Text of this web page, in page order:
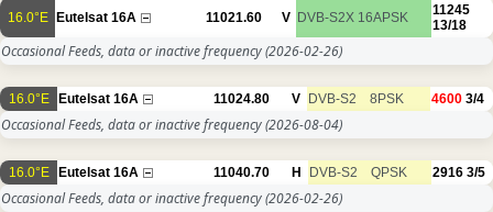
16.0°E Eutelsat 16A 11021.60 V DVB-S2X 16APSK
11245
13/18
Occasional Feeds, data or inactive frequency(2026-02-26)
16.0°E Eutelsat 16A 11024.80 V DVB-S2 8PSK 4600 3/4
Occasional Feeds, data or inactive frequency(2026-08-04)
16.0°E Eutelsat 16A 11040.70 H DVB-S2 QPSK 2916 3/5
Occasional Feeds, data or inactive frequency(2026-02-26)